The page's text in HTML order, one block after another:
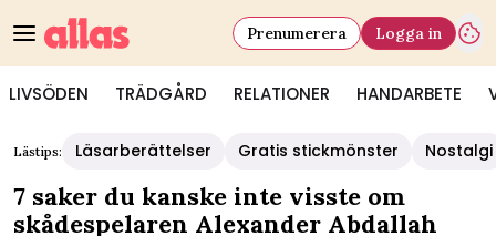
LIVSÖDEN TRÄDGÅRD RELATIONER HANDARBETE
Prenumerera Logga in
Lästips: Läsarberättelser Gratis stickmönster Nostalgi
7 saker du kanske inte visste om
skådespelaren Alexander Abdallah